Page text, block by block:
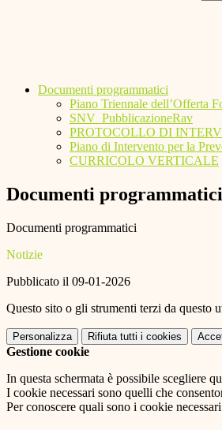
Documenti programmatici
Piano Triennale dell’Offerta
SNV_PubblicazioneRav
PROTOCOLLO DI
Piano di Intervento per la
CURRICOLO VERTICALE
Documenti programmatici
Documenti programmatici
Notizie
Pubblicato il 09-01-2026
Questo sito o gli strumenti terzi da questo
Personalizza Rifiuta tutti i cookies
Gestione cookie
In questa schermata è possibile scegliere
I cookie necessari sono quelli che
Per conoscere quali sono i cookie